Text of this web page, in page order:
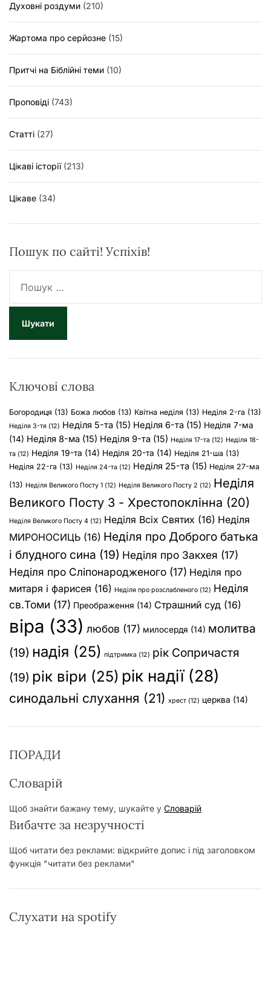
Духовні роздуми (210)
Жартома про серйозне (15)
Притчі на Біблійні теми (10)
Проповіді (743)
Статті (27)
Цікаві історії(213)
Цікаве (34)
Пошук по сайті! Успіхів!
ш
к
Ключові слова
Богородиця (13) Божа любов (13) Квітна неділя (13) Неділя 2-га (13)
Неділя 3-тя (12) Неділя 5-та (15) Неділя 6-та (15) Неділя 7-ма
(14) Неділя 8-ма (15) Неділя 9-та (15) Неділя 17-та (12) Неділя 18-
та (12) Неділя 19-та (14) Неділя 20-та (14) Неділя 21-ша (13)
Неділя 22-га (13) Неділя 24-та (12) Неділя 25-та (15) Неділя 27-ма
(13) Неділя Великого Посту 1 (12) Неділя Великого Посту 2 (12) Неділя
Великого Посту 3 - Хрестопоклінна (20)
Неділя Великого Посту 4 (12) Неділя Всіх Святих (16) Неділя
МИРОНОСИЦЬ (16) Неділя про Доброго батька
і блудного сина (19) Неділя про Закхея (17)
Неділя про Сліпонародженого (17) Неділя про
митаря і фарисея (16) Неділя про розслабленого (12) Неділя
св.Томи (17) Преображення (14) Страшний суд (16)
віра (33) любов (17) милосердя (14) молитва
(19) надія (25) підтримка (12) рік Сопричастя
(19) рік віри (25) рік надії(28)
синодальні слухання (21) хрест (12) церква (14)
ПОРАДИ
Словарій
Щоб знайти бажану тему, шукайте у Словарій
Вибачте за незручності
Щоб читати без реклами: відкрийте допис і під заголовком
функція "читати без реклами"
Слухати на spotify